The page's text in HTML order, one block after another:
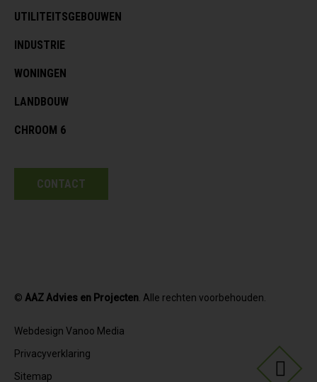
UTILITEITSGEBOUWEN
INDUSTRIE
WONINGEN
LANDBOUW
CHROOM 6
CONTACT
© AAZ Advies en Projecten . Alle rechten voorbehouden.
Webdesign Vanoo Media
Privacyverklaring
Sitemap